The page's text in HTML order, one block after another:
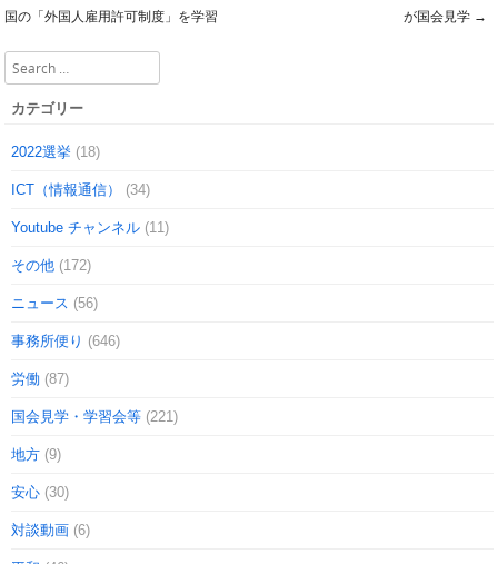
Post navigation
国の「外国人雇用許可制度」を学習
が国会見学 →
Search
カテゴリー
2022選挙 (18)
ICT（情報通信） (34)
Youtube チャンネル (11)
その他 (172)
ニュース (56)
事務所便り (646)
労働 (87)
国会見学・学習会等 (221)
地方 (9)
安心 (30)
対談動画 (6)